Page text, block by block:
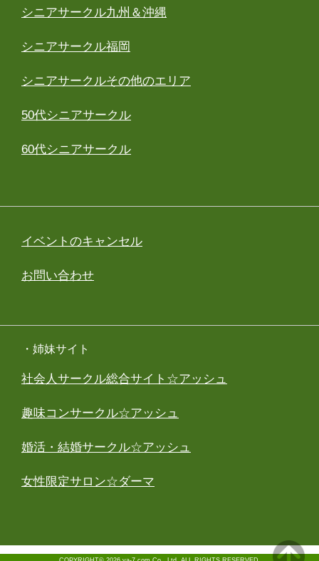
シニアサークル九州＆沖縄
シニアサークル福岡
シニアサークルその他のエリア
50代シニアサークル
60代シニアサークル
イベントのキャンセル
お問い合わせ
・姉妹サイト
社会人サークル総合サイト☆アッシュ
趣味コンサークル☆アッシュ
婚活・結婚サークル☆アッシュ
女性限定サロン☆ダーマ